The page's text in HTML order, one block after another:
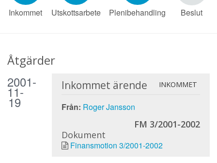
Inkommet Utskottsarbete Plenibehandling Beslut
Åtgärder
2001-
11-
19
Inkommet ärende INKOMMET
Från: Roger Jansson
FM 3/2001-2002
Dokument
Finansmotion 3/2001-2002